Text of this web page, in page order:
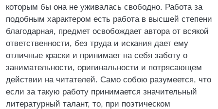
которым бы она не уживалась свободно. Работа за
подобным характером есть работа в высшей степени
благодарная, предмет освобождает автора от всякой
ответственности, без труда и искания дает ему
отличные краски и принимает на себя заботу о
занимательности, оригинальности и потрясающем
действии на читателей. Само собою разумеется, что
если за такую работу принимается значительный
литературный талант, то, при поэтическом